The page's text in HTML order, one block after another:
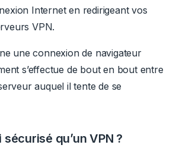
Internet en redirigeant vos
VPN.
une connexion de navigateur
s’effectue de bout en bout entre
auquel il tente de se
qu’un VPN ?